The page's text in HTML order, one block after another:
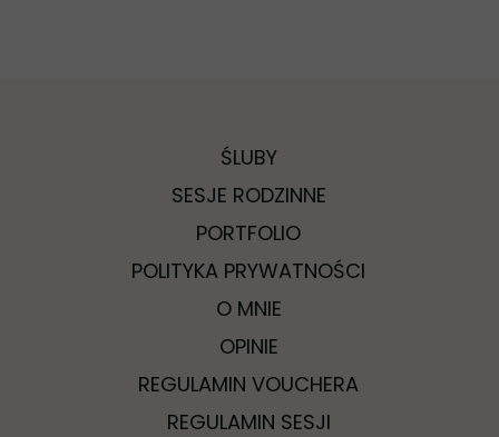
O MNIE
OPINIE
REGULAMIN VOUCHERA
REGULAMIN SESJI
ŚLUBY
SESJE RODZINNE
PORTFOLIO
POLITYKA PRYWATNOŚCI